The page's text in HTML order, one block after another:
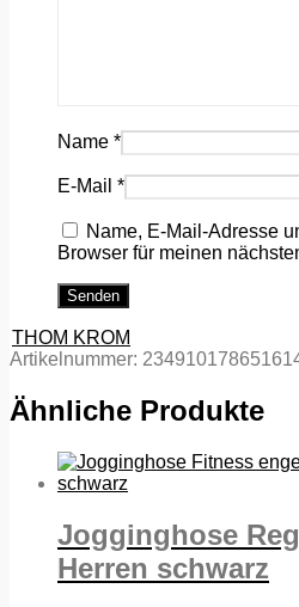
Name *
E-Mail *
Name, E-Mail-Adresse
Browser für meinen
THOM KROM
Artikelnummer:
Ähnliche Produkte
Jogginghose
Herren schwarz